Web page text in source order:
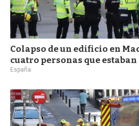
Colapso de un edificio en
cuatro personas que
España